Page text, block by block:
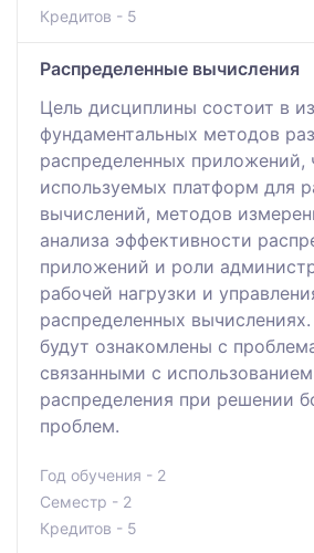
Кредитов - 5
Распределенные вычисления
Цель дисциплины состоит в
фундаментальных методов
распределенных приложений,
используемых платформ для
вычислений, методов
анализа эффективности
приложений и роли
рабочей нагрузки и
распределенных
будут ознакомлены с
связанными с
распределения при решении
проблем.
Год обучения - 2
Семестр - 2
Кредитов - 5